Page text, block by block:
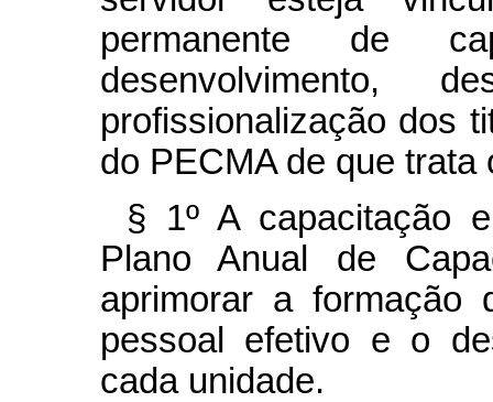
permanente de
desenvolvimento,
profissionalização dos
do PECMA de que trata
§ 1º A capacitação
Plano Anual de
aprimorar a formação
pessoal efetivo e o
cada unidade.